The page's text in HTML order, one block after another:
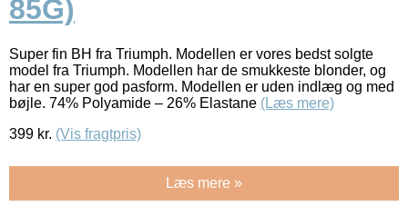
85G)
Super fin BH fra Triumph. Modellen er vores bedst solgte
model fra Triumph. Modellen har de smukkeste blonder, og
har en super god pasform. Modellen er uden indlæg og med
bøjle. 74% Polyamide – 26% Elastane (Læs mere)
399 kr. (Vis fragtpris)
Læs mere »